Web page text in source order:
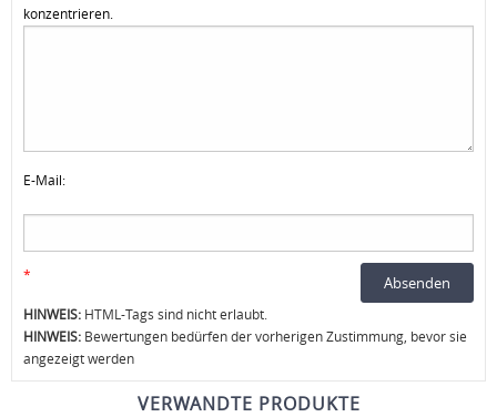
konzentrieren.
E-Mail:
*
HINWEIS: HTML-Tags sind nicht erlaubt.
HINWEIS: Bewertungen bedürfen der vorherigen Zustimmung, bevor sie
angezeigt werden
VERWANDTE PRODUKTE